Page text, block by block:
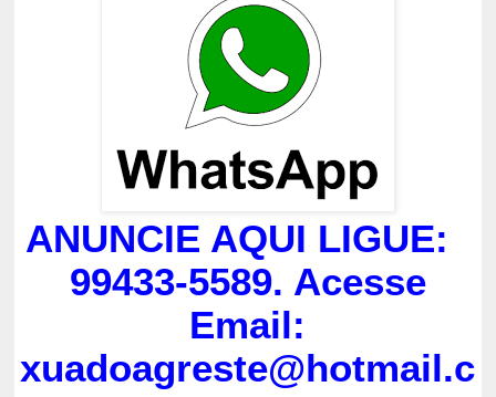
ANUNCIE AQUI LIGUE:
99433-5589. Acesse
Email:
xuadoagreste@hotmail.c